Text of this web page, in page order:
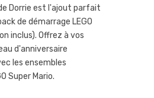
Dorrie est l'ajout parfait
de démarrage LEGO
inclus). Offrez à vos
d'anniversaire
les ensembles
Super Mario.